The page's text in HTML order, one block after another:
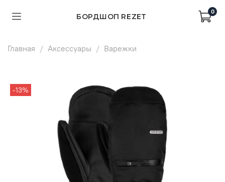
БОРДШОП REZET
0
Главная Аксессуары Варежки
-13%